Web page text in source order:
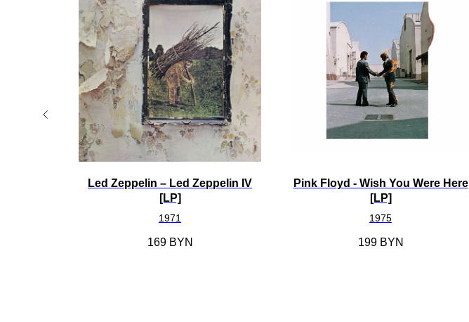
Led Zeppelin ‎– Led Zeppelin IV
[LP]
1971
169 BYN
Pink Floyd - Wish You Were Here
[LP]
1975
199 BYN